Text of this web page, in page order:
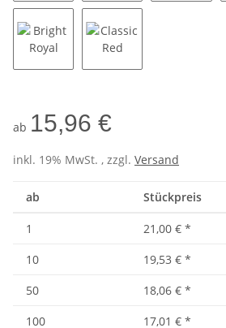
White Black
ab 15,96 €
inkl. 19% MwSt. , zzgl. Versand
ab Stückpreis
1 21,00 € *
10
19,53 € *
50
18,06 € *
100
17,01 € *